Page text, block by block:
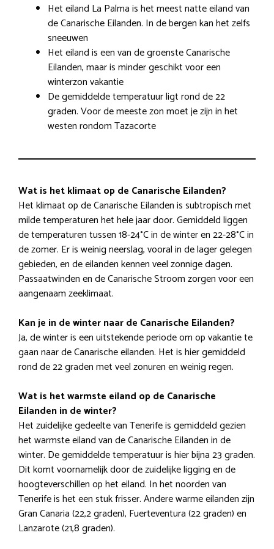
Het eiland La Palma is het meest natte eiland van
de Canarische Eilanden. In de bergen kan het zelfs
sneeuwen
Het eiland is een van de groenste Canarische
Eilanden, maar is minder geschikt voor een
winterzon vakantie
De gemiddelde temperatuur ligt rond de 22
graden. Voor de meeste zon moet je zijn in het
westen rondom Tazacorte
Wat is het klimaat op de Canarische Eilanden?
Het klimaat op de Canarische Eilanden is subtropisch met
milde temperaturen het hele jaar door. Gemiddeld liggen
de temperaturen tussen 18-24°C in de winter en 22-28°C in
de zomer. Er is weinig neerslag, vooral in de lager gelegen
gebieden, en de eilanden kennen veel zonnige dagen.
Passaatwinden en de Canarische Stroom zorgen voor een
aangenaam zeeklimaat.
Kan je in de winter naar de Canarische Eilanden?
Ja, de winter is een uitstekende periode om op vakantie te
gaan naar de Canarische eilanden. Het is hier gemiddeld
rond de 22 graden met veel zonuren en weinig regen.
Wat is het warmste eiland op de Canarische
Eilanden in de winter?
Het zuidelijke gedeelte van Tenerife is gemiddeld gezien
het warmste eiland van de Canarische Eilanden in de
winter. De gemiddelde temperatuur is hier bijna 23 graden.
Dit komt voornamelijk door de zuidelijke ligging en de
hoogteverschillen op het eiland. In het noorden van
Tenerife is het een stuk frisser. Andere warme eilanden zijn
Gran Canaria (22,2 graden), Fuerteventura (22 graden) en
Lanzarote (21,8 graden).